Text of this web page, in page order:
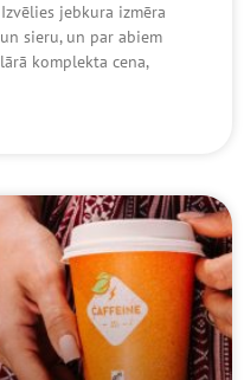
jebkura izmēra
sieru, un par abiem
komplekta cena,